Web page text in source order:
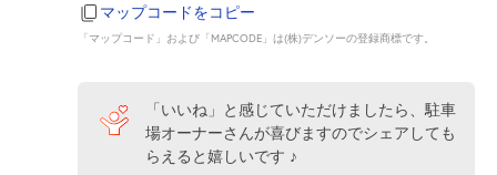
マップコードをコピー
「マップコード」および「MAPCODE」は(株)デンソーの登録商標です。
「いいね」と感じていただけましたら、駐車
場オーナーさんが喜びますのでシェアしても
らえると嬉しいです ♪